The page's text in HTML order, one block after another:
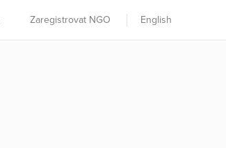
Zaregistrovat NGO English